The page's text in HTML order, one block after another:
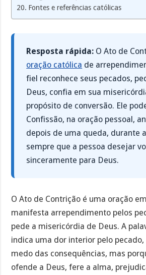
Fontes e referências católicas
Resposta rápida: O Ato de
oração católica de
fiel reconhece seus pecados,
Deus, confia em sua
propósito de conversão. Ele
Confissão, na oração pessoal,
depois de uma queda, durante a
sempre que a pessoa desejar
sinceramente para Deus.
O Ato de Contrição é uma oração
manifesta arrependimento pelos
pede a misericórdia de Deus. A
indica uma dor interior pelo pecado,
medo das consequências, mas
ofende a Deus, fere a alma,